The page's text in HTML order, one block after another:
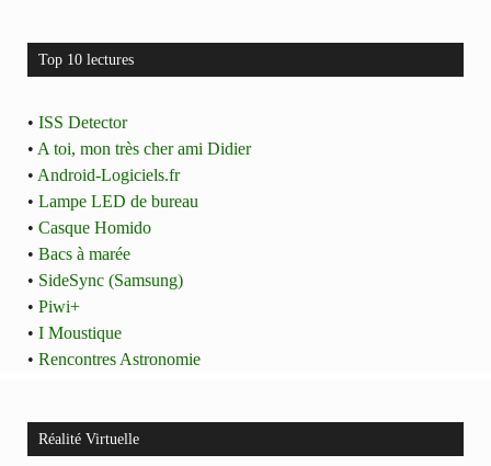
Top 10 lectures
• ISS Detector
• A toi, mon très cher ami Didier
• Android-Logiciels.fr
• Lampe LED de bureau
• Casque Homido
• Bacs à marée
• SideSync (Samsung)
• Piwi+
• I Moustique
• Rencontres Astronomie
Réalité Virtuelle